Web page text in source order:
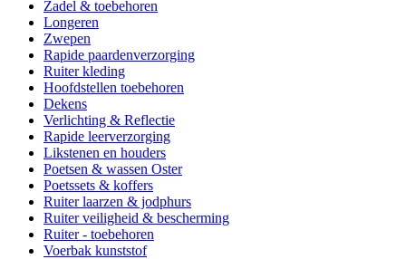
Zadel & toebehoren
Longeren
Zwepen
Rapide paardenverzorging
Ruiter kleding
Hoofdstellen toebehoren
Dekens
Verlichting & Reflectie
Rapide leerverzorging
Likstenen en houders
Poetsen & wassen Oster
Poetssets & koffers
Ruiter laarzen & jodphurs
Ruiter veiligheid & bescherming
Ruiter - toebehoren
Voerbak kunststof